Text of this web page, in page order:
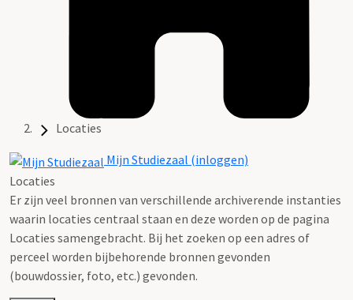
Locaties
Mijn Studiezaal (inloggen)
Locaties
Er zijn veel bronnen van verschillende archiverende instanties
waarin locaties centraal staan en deze worden op de pagina
Locaties samengebracht. Bij het zoeken op een adres of
perceel worden bijbehorende bronnen gevonden
(bouwdossier, foto, etc.) gevonden.